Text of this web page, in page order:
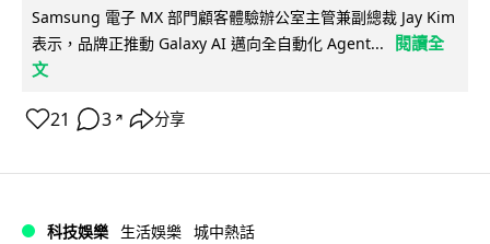
Samsung 電子 MX 部門顧客體驗辦公室主管兼副總裁 Jay Kim
表示，品牌正推動 Galaxy AI 邁向全自動化 Agent...
閱讀全
文
21 3 ↗ 分享
科技娛樂 生活娛樂 城中熱話